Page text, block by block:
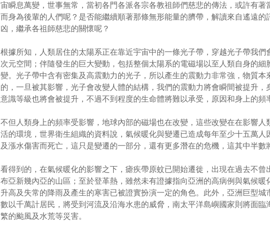
宙瞬息萬變，世事無常，當初各門各派各宗各教祖師們慈悲的傳法，或許有著
而身為後輩的人們呢？是否能繼續順著那條無形能量的臍帶，解讀來自遙遠的
凶，繼承各祖師慈悲的關懷呢？
根據所知，人類居住的太陽系正在靠近宇宙中的一條光子帶，穿越光子帶我們
次元空間；伴隨發生的巨大變動，包括整個太陽系的電磁場以至人類自身的細
變。光子帶中含有密集及高震動力的光子，所以產生的震動力非常強，物質本
的，一旦被其影響，光子會改變人體的結構，我們的震動力將會瞬間被提升，
意識等級也將會被提升，不過不到程度的生命體將難以承受，原因和身上的頻
不但人類身上的頻率受影響，地球內部的磁場也在改變，這些改變在在影響人
活的環境，世界衛生組織的資料說，氣候暖化與變遷已造成每年至少十五萬人
及漲水傷害而死亡，這只是變遷的一部分，還有更多潛在的危機，這其中半數
看得到的，在氣候暖化的影響之下，瘧疾帶原蚊已開始遷徙，出現在過去不曾
布亞新幾內亞的山區；至於登革熱，雖然未有證據指向亞洲的高病例與氣候暖
升高及失常的降雨及產生的寒害已被證實扮演一定的角色。此外，亞洲巨型城
數以千萬計居民，將受到河流及沿海水患的威脅，南太平洋島嶼國家則將面臨
繁的颱風及水荒等災害。